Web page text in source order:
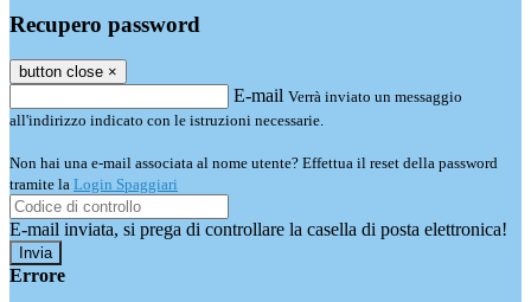
Recupero password
button close ×
E-mail Verrà inviato un messaggio
all'indirizzo indicato con le istruzioni necessarie.
Non hai una e-mail associata al nome utente? Effettua il reset della password
tramite la Login Spaggiari
E-mail inviata, si prega di controllare la casella di posta elettronica!
Errore